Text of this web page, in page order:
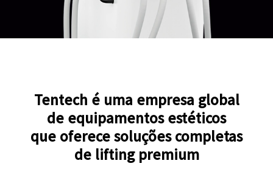
Tentech é uma empresa global
de equipamentos estéticos
que oferece soluções completas
de lifting premium